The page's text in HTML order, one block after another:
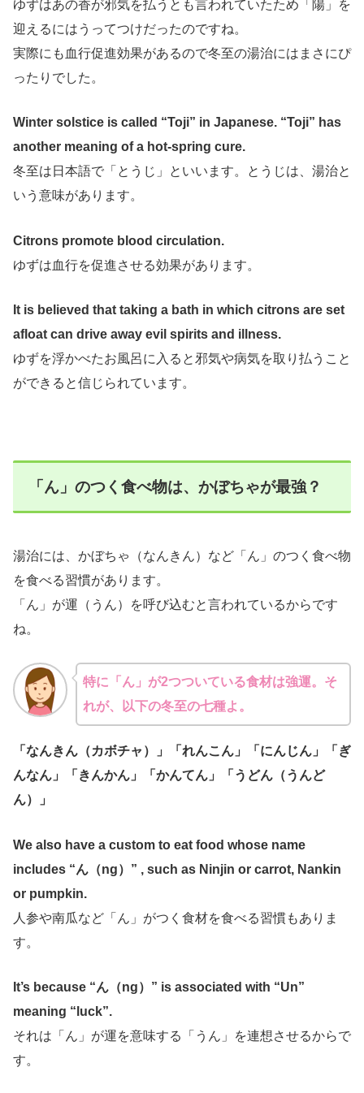
ゆずはあの香が邪気を払うとも言われていたため「陽」を
迎えるにはうってつけだったのですね。
実際にも血行促進効果があるので冬至の湯治にはまさにぴ
ったりでした。
Winter solstice is called “Toji” in Japanese. “Toji” has
another meaning of a hot-spring cure.
冬至は日本語で「とうじ」といいます。とうじは、湯治と
いう意味があります。
Citrons promote blood circulation.
ゆずは血行を促進させる効果があります。
It is believed that taking a bath in which citrons are set
afloat can drive away evil spirits and illness.
ゆずを浮かべたお風呂に入ると邪気や病気を取り払うこと
ができると信じられています。
「ん」のつく食べ物は、かぼちゃが最強？
湯治には、かぼちゃ（なんきん）など「ん」のつく食べ物
を食べる習慣があります。
「ん」が運（うん）を呼び込むと言われているからです
ね。
特に「ん」が2つついている食材は強運。そ
れが、以下の冬至の七種よ。
「なんきん（カボチャ）」「れんこん」「にんじん」「ぎ
んなん」「きんかん」「かんてん」「うどん（うんど
ん）」
We also have a custom to eat food whose name
includes “ん（ng）” , such as Ninjin or carrot, Nankin
or pumpkin.
人参や南瓜など「ん」がつく食材を食べる習慣もありま
す。
It’s because “ん（ng）” is associated with “Un”
meaning “luck”.
それは「ん」が運を意味する「うん」を連想させるからで
す。